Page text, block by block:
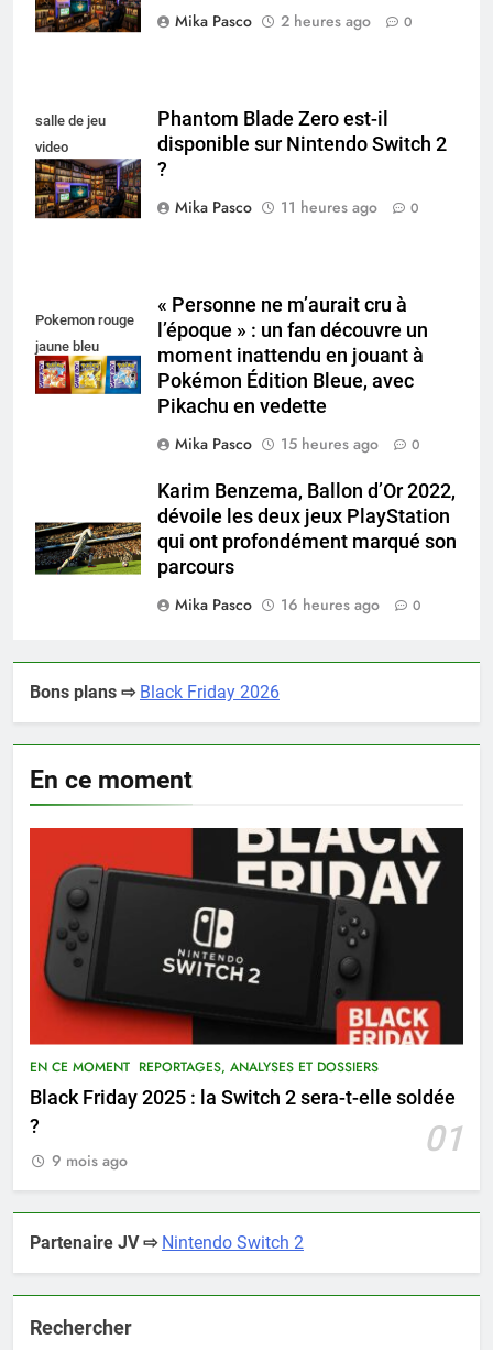
Mika Pasco 2 heures ago 0
salle de jeu
video
collectionneur
Phantom Blade Zero est-il
disponible sur Nintendo Switch 2
?
Mika Pasco
11 heures ago 0
Pokemon rouge
jaune bleu
« Personne ne m’aurait cru à
l’époque » : un fan découvre un
moment inattendu en jouant à
Pokémon Édition Bleue, avec
Pikachu en vedette
Mika Pasco
15 heures ago 0
Karim Benzema, Ballon d’Or 2022,
dévoile les deux jeux PlayStation
qui ont profondément marqué son
parcours
Mika Pasco
16 heures ago 0
Bons plans ⇨ Black Friday 2026
En ce moment
EN CE MOMENT REPORTAGES, ANALYSES ET DOSSIERS
Black Friday 2025 : la Switch 2 sera-t-elle soldée
?
01
9 mois ago
Partenaire JV ⇨ Nintendo Switch 2
Rechercher